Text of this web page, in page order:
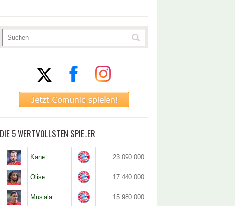
DIE 5 WERTVOLLSTEN SPIELER
Kane 23.090.000
Olise 17.440.000
Musiala 15.980.000